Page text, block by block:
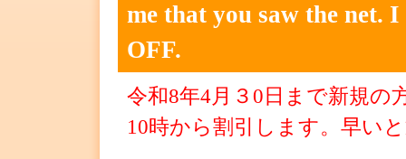
me that you saw the net.
OFF.
令和8年4月３0 日 まで新規の
10時から割引します。早い